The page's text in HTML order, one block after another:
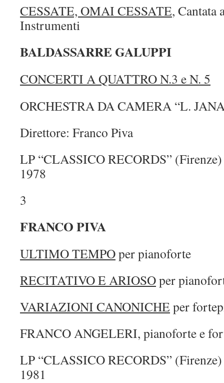
CESSATE, OMAI CESSATE, Cantata
Instrumenti
BALDASSARRE GALUPPI
CONCERTI A QUATTRO N.3 e N. 5
ORCHESTRA DA CAMERA “L.
Direttore: Franco Piva
LP “CLASSICO RECORDS”
1978
3
FRANCO PIVA
ULTIMO TEMPOper pianoforte
RECITATIVO E ARIOSOper
VARIAZIONI CANONICHE per
FRANCO ANGELERI, pianoforte e
LP “CLASSICO RECORDS”
1981